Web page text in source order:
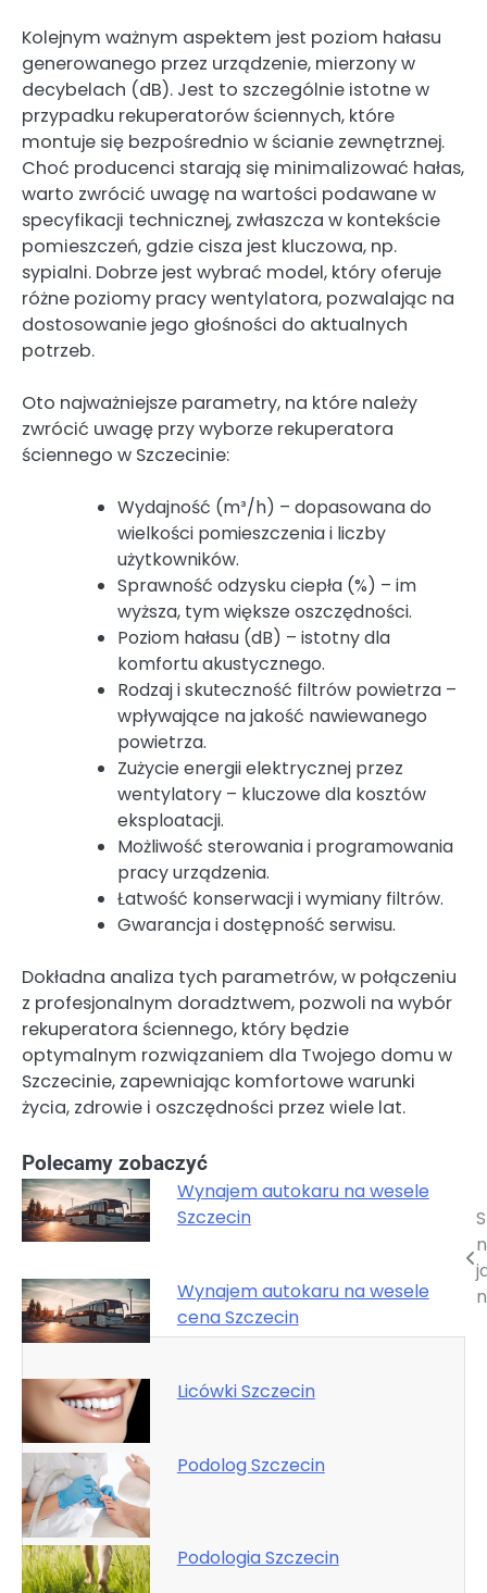
Kolejnym ważnym aspektem jest poziom hałasu
generowanego przez urządzenie, mierzony w
decybelach (dB). Jest to szczególnie istotne w
przypadku rekuperatorów ściennych, które
montuje się bezpośrednio w ścianie zewnętrznej.
Choć producenci starają się minimalizować hałas,
warto zwrócić uwagę na wartości podawane w
specyfikacji technicznej, zwłaszcza w kontekście
pomieszczeń, gdzie cisza jest kluczowa, np.
sypialni. Dobrze jest wybrać model, który oferuje
różne poziomy pracy wentylatora, pozwalając na
dostosowanie jego głośności do aktualnych
potrzeb.
Oto najważniejsze parametry, na które należy
zwrócić uwagę przy wyborze rekuperatora
ściennego w Szczecinie:
Wydajność (m³/h) – dopasowana do
wielkości pomieszczenia i liczby
użytkowników.
Sprawność odzysku ciepła (%) – im
wyższa, tym większe oszczędności.
Poziom hałasu (dB) – istotny dla
komfortu akustycznego.
Rodzaj i skuteczność filtrów powietrza –
wpływające na jakość nawiewanego
powietrza.
Zużycie energii elektrycznej przez
wentylatory – kluczowe dla kosztów
eksploatacji.
Możliwość sterowania i programowania
pracy urządzenia.
Łatwość konserwacji i wymiany filtrów.
Gwarancja i dostępność serwisu.
Dokładna analiza tych parametrów, w połączeniu
z profesjonalnym doradztwem, pozwoli na wybór
rekuperatora ściennego, który będzie
optymalnym rozwiązaniem dla Twojego domu w
Szczecinie, zapewniając komfortowe warunki
życia, zdrowie i oszczędności przez wiele lat.
Polecamy zobaczyć
Wynajem autokaru na wesele
Szczecin
Wynajem autokaru na wesele
cena Szczecin
Licówki Szczecin
Podolog Szczecin
Podologia Szczecin
Nawigacja